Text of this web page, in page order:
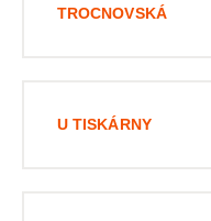
TROCNOVSKÁ
U TISKÁRNY